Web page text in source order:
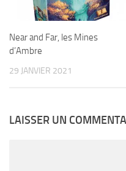
Near and Far, les Mines
d’Ambre
29 JANVIER 2021
LAISSER UN